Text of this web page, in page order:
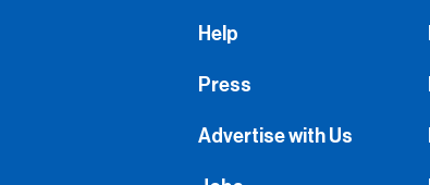
Help
Press
Advertise with Us